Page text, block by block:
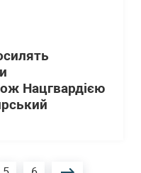
Нацгвардією